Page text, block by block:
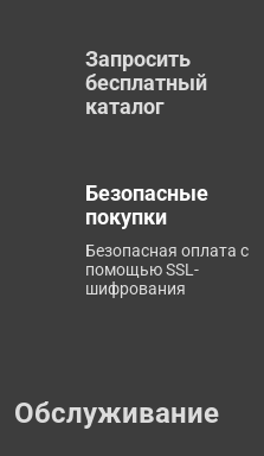
Запросить
бесплатный
каталог
Безопасные
покупки
Безопасная оплата с
помощью SSL-
шифрования
Обслуживание